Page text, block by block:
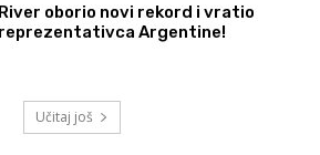
River oborio novi rekord i vratio
reprezentativca Argentine!
Učitaj još